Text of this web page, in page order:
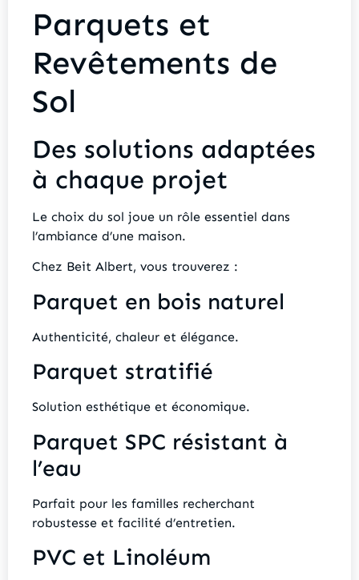
Parquets et
Revêtements de
Sol
Des solutions adaptées
à chaque projet
Le choix du sol joue un rôle essentiel dans
l’ambiance d’une maison.
Chez Beit Albert, vous trouverez :
Parquet en bois naturel
Authenticité, chaleur et élégance.
Parquet stratifié
Solution esthétique et économique.
Parquet SPC résistant à
l’eau
Parfait pour les familles recherchant
robustesse et facilité d’entretien.
PVC et Linoléum